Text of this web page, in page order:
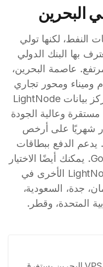
النفط، لكنها تولي
بها البنك الدولي
عاصمة البحرين،
وميناء ومحور تجاري
في منطقة الخليج. يقدم مركز بيانات LightNode
في البحرين استضافة VPS مستقرة وعالية الجودة
تبدأ من 7.71 دولار شهريًا على أرخص
الدفع ببطاقات
الائتمان، Google Pay، Alipay. يمكنك أيضًا الاختيار
من بين مراكز بيانات LightNode الأخرى في
جدة، السعودية،
المتحدة، وقطر.